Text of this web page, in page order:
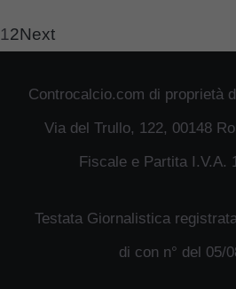
12Next
Controcalcio.com di proprietà
Via del Trullo, 122, 00148
Fiscale e Partita I.V.A.
Testata Giornalistica
di con n° del 05/